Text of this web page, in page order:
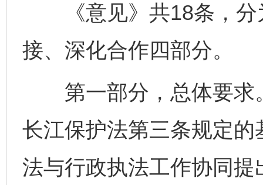
《意见》共18条，分
接、深化合作四部分。
第一部分，总体要求
长江保护法第三条规定
法与行政执法工作协同